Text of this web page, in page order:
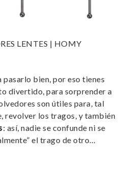
LENTES | HOMY
pasarlo bien, por eso tienes
divertido, para sorprender a
son útiles para, tal
revolver los tragos, y también
: así, nadie se confunde ni se
el trago de otro…